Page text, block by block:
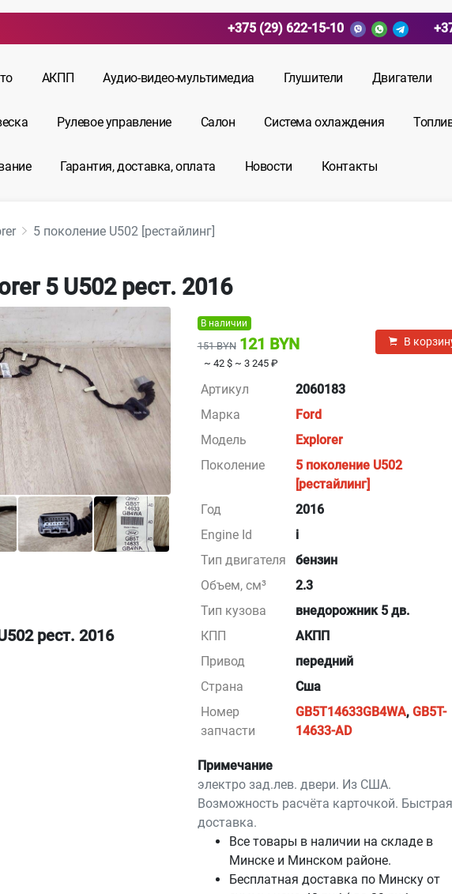
+375 (29) 622-15-10
АКПП Аудио-видео-мультимедиа Глушители Двигатели
Рулевое управление Салон Система охлаждения
Гарантия, доставка, оплата Новости Контакты
5 поколение U502 [рестайлинг]
5 U502 рест. 2016
рест. 2016
В наличии
151 BYN 121 BYN
~ 42 $ ~ 3 245 ₽
В
Артикул
2060183
Марка
Ford
Модель
Explorer
Поколение
5 поколение U502
[рестайлинг]
Год
2016
Engine Id
i
Тип двигателя
бензин
Объем, см³
2.3
Тип кузова
внедорожник 5 дв.
КПП
АКПП
Привод
передний
Страна
Сша
Номер
запчасти
GB5T14633GB4WA,GB5T-
14633-AD
Примечание
электро зад.лев. двери. Из США.
Возможность расчёта карточкой. Быстрая
доставка.
Все товары в наличии на складе в
Минскe и Минском районе.
Бесплатная доставка по Минску от